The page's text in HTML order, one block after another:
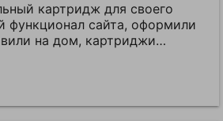
картридж для своего
функционал сайта, оформили
на дом, картриджи
В общем и целом